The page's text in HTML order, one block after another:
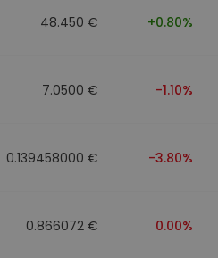
48.450 € +0.80%
7.0500 € -1.10%
0.139458000 € -3.80%
0.866072 € 0.00%